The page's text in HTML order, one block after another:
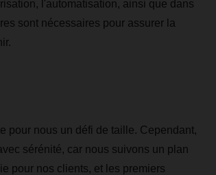
l'automatisation, ainsi que dans
sont nécessaires pour assurer la
pour nous un défi de taille. Cependant,
sérénité, car nous suivons un plan
pour nos clients, et les premiers